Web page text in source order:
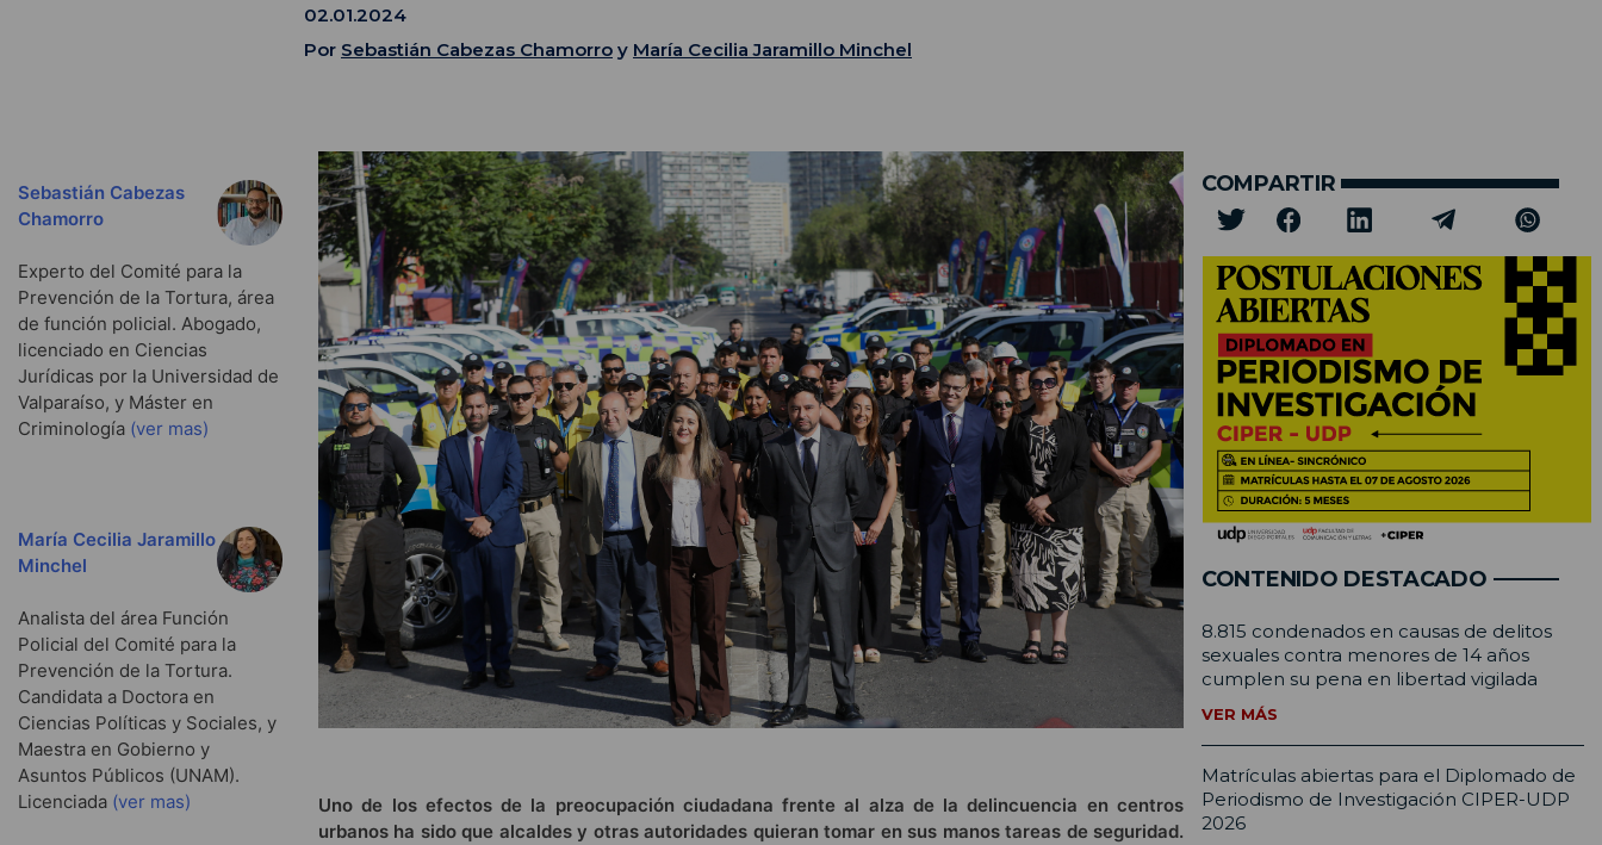
02.01.2024
Por Sebastián Cabezas Chamorro y María Cecilia Jaramillo Minchel
Sebastián Cabezas
Chamorro
Experto del Comité para la
Prevención de la Tortura, área
de función policial. Abogado,
licenciado en Ciencias
Jurídicas por la Universidad de
Valparaíso, y Máster en
Criminología (ver mas)
María Cecilia Jaramillo
Minchel
Analista del área Función
Policial del Comité para la
Prevención de la Tortura.
Candidata a Doctora en
Ciencias Políticas y Sociales, y
Maestra en Gobierno y
Asuntos Públicos (UNAM).
Licenciada (ver mas)
Uno de los efectos de la preocupación ciudadana frente al alza de la delincuencia en centros
urbanos ha sido que alcaldes y otras autoridades quieran tomar en sus manos tareas de seguridad.
COMPARTIR
CONTENIDO DESTACADO
8.815 condenados en causas de delitos
sexuales contra menores de 14 años
cumplen su pena en libertad vigilada
VER MÁS
Matrículas abiertas para el Diplomado de
Periodismo de Investigación CIPER-UDP
2026